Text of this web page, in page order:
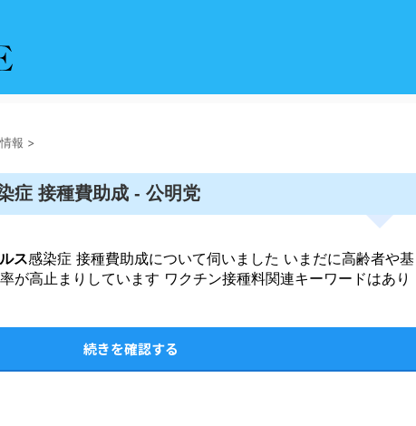
報 >
症 接種費助成 - 公明党
ス感染症 接種費助成について伺いました いまだに高齢者や基
が高止まりしています ワクチン接種料関連キーワードはあり
続きを確認する